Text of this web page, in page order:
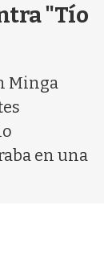
q
"Tío
Minga
en una